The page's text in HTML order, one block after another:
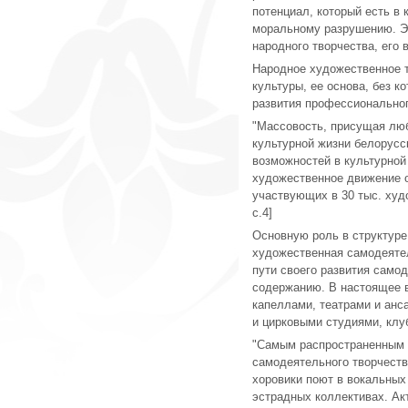
потенциал, который есть в
моральному разрушению.
народного творчества,
Народное художественное
культуры, ее основа, без
развития
"Массовость, присущая
культурной жизни
возможностей в
художественное движение
участвующих в 30 тыс.
с.4]
Основную роль в
художественная
пути своего развития
содержанию. В настоящее
капеллами, театрами и
и цирковыми студиями,
"Самым распространенным
самодеятельного
хоровики поют в
эстрадных коллективах.